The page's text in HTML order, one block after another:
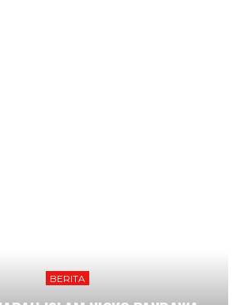
BERITA